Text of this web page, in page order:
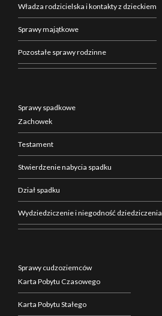
Władza rodzicielska i kontakty z dzieckiem
Sprawy majątkowe
Pozostałe sprawy rodzinne
Sprawy spadkowe
Zachowek
Testament
Stwierdzenie nabycia spadku
Dział spadku
Wydziedziczenie i niegodność dziedziczenia
Sprawy cudzoziemców
Karta Pobytu Czasowego
Karta Pobytu Stałego